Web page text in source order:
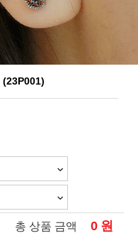
(23P001)
총 상품 금액 0 원